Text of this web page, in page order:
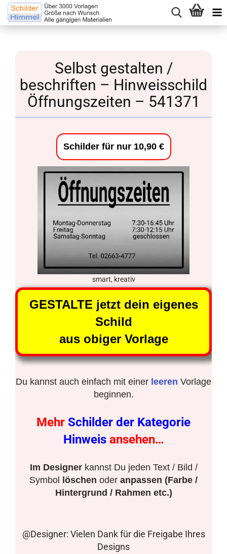
Selbst gestalten /
beschriften – Hinweisschild
Öffnungszeiten – 541371
Schilder für nur 10,90 €
smart, kreativ
GESTALTE jetzt dein eigenes
Schild
aus obiger Vorlage
Du kannst auch einfach mit einer leeren Vorlage
beginnen.
Mehr Schilder der Kategorie
Hinweis ansehen…
Im Designerkannst Du jeden Text / Bild /
Symbol
löschen oder anpassen (Farbe /
Hintergrund / Rahmen etc.)
@Designer: Vielen Dank für die Freigabe Ihres
Designs